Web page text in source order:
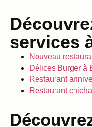
services
Nouveau
Délices Burger à
Restaurant
Restaurant